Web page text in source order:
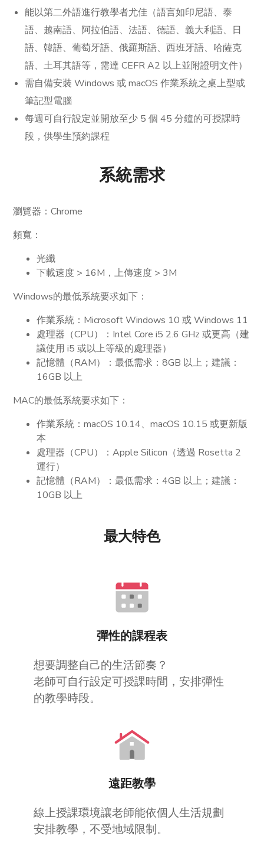
能以第二外語進行教學者尤佳（語言如印尼語、泰
語、越南語、阿拉伯語、法語、德語、義大利語、日
語、韓語、葡萄牙語、俄羅斯語、西班牙語、哈薩克
語、土耳其語等，需達 CEFR A2 以上並附證明文件）
需自備安裝 Windows 或 macOS 作業系統之桌上型或
筆記型電腦
每週可自行設定並開放至少 5 個 45 分鐘的可授課時
段，供學生預約課程
系統需求
瀏覽器：Chrome
頻寬：
光纖
下載速度 > 16M，上傳速度 > 3M
Windows的最低系統要求如下：
作業系統：Microsoft Windows 10 或 Windows 11
處理器（CPU）：Intel Core i5 2.6 GHz 或更高（建
議使用 i5 或以上等級的處理器）
記憶體（RAM）：最低需求：8GB 以上；建議：
16GB 以上
MAC的最低系統要求如下：
作業系統：macOS 10.14、macOS 10.15 或更新版
本
處理器（CPU）：Apple Silicon（透過 Rosetta 2
運行）
記憶體（RAM）：最低需求：4GB 以上；建議：
10GB 以上
最大特色
彈性的課程表
想要調整自己的生活節奏？
老師可自行設定可授課時間，安排彈性
的教學時段。
遠距教學
線上授課環境讓老師能依個人生活規劃
安排教學，不受地域限制。